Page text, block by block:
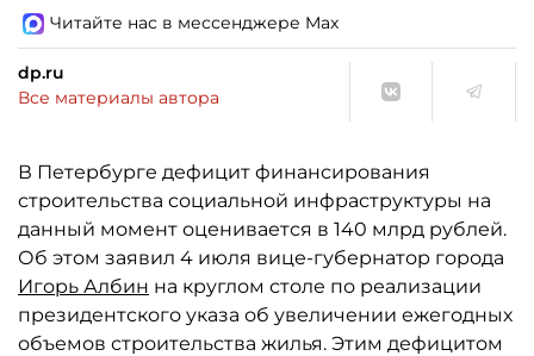
Читайте нас в мессенджере Max
dp.ru
Все материалы автора
В Петербурге дефицит финансирования
строительства социальной инфраструктуры на
данный момент оценивается в 140 млрд рублей.
Об этом заявил 4 июля вице-губернатор города
Игорь Албин на круглом столе по реализации
президентского указа об увеличении ежегодных
объемов строительства жилья. Этим дефицитом